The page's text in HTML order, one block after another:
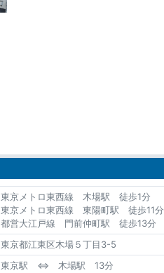
東京メトロ東西線 木場駅 徒歩1分
東京メトロ東西線 東陽町駅 徒歩11分
都営大江戸線 門前仲町駅 徒歩13分
東京都江東区木場５丁目3-5
東京駅 ⇔ 木場駅 13分